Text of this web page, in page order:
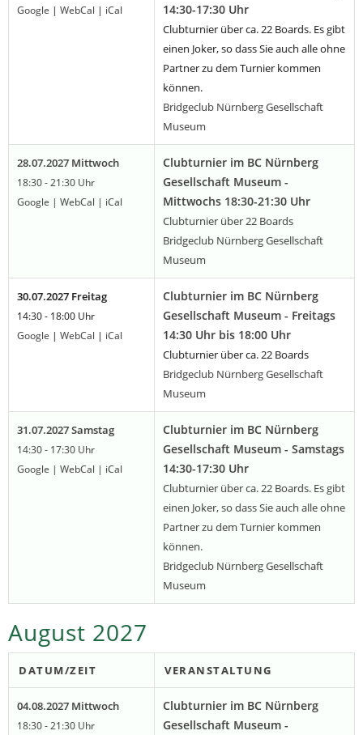
Google | WebCal | iCal
14:30-17:30 Uhr
Clubturnier über ca. 22 Boards. Es gibt
einen Joker, so dass Sie auch alle ohne
Partner zu dem Turnier kommen
können.
Bridgeclub Nürnberg Gesellschaft
Museum
28.07.2027 Mittwoch
18:30 - 21:30 Uhr
Google | WebCal | iCal
Clubturnier im BC Nürnberg
Gesellschaft Museum -
Mittwochs 18:30-21:30 Uhr
Clubturnier über 22 Boards
Bridgeclub Nürnberg Gesellschaft
Museum
30.07.2027 Freitag
14:30 - 18:00 Uhr
Google | WebCal | iCal
Clubturnier im BC Nürnberg
Gesellschaft Museum - Freitags
14:30 Uhr bis 18:00 Uhr
Clubturnier über ca. 22 Boards
Bridgeclub Nürnberg Gesellschaft
Museum
31.07.2027 Samstag
14:30 - 17:30 Uhr
Google | WebCal | iCal
Clubturnier im BC Nürnberg
Gesellschaft Museum - Samstags
14:30-17:30 Uhr
Clubturnier über ca. 22 Boards. Es gibt
einen Joker, so dass Sie auch alle ohne
Partner zu dem Turnier kommen
können.
Bridgeclub Nürnberg Gesellschaft
Museum
August 2027
DATUM/ZEIT VERANSTALTUNG
04.08.2027 Mittwoch
18:30 - 21:30 Uhr
Clubturnier im BC Nürnberg
Gesellschaft Museum -